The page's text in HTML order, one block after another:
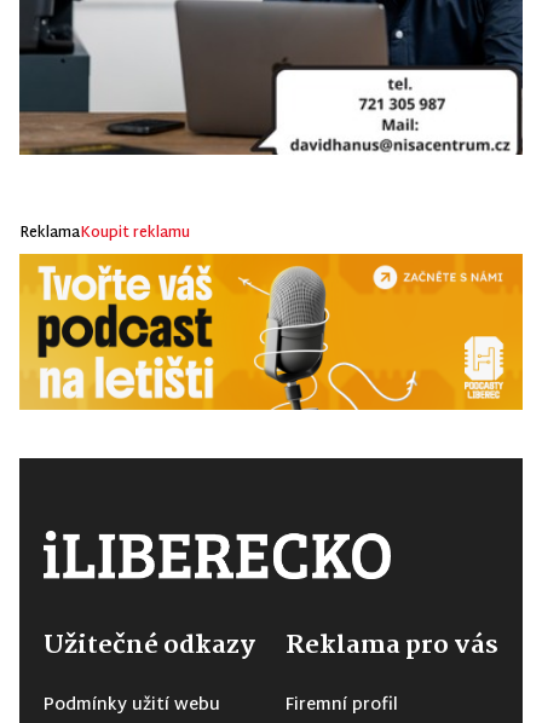
ReklamaKoupit reklamu
Užitečné odkazy
Podmínky užití webu
Reklama pro vás
Firemní profil